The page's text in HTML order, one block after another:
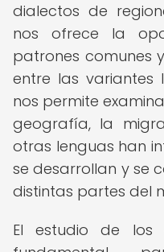
dialectos de
nos ofrece la
patrones comunes
entre las variantes
nos permite
geografía, la
otras lenguas han
se desarrollan y se
distintas partes del
El estudio de los